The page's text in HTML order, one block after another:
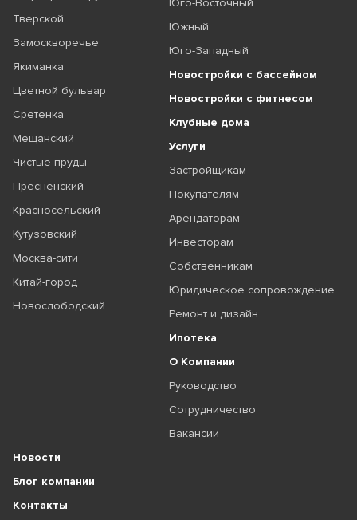
Тверской
Замоскворечье
Якиманка
Цветной бульвар
Сретенка
Мещанский
Чистые пруды
Пресненский
Красносельский
Кутузовский
Москва-сити
Китай-город
Новослободский
Юго-Восточный
Южный
Юго-Западный
Новостройки с бассейном
Новостройки с фитнесом
Клубные дома
Услуги
Застройщикам
Покупателям
Арендаторам
Инвесторам
Собственникам
Юридическое сопровождение
Ремонт и дизайн
Ипотека
О Компании
Руководство
Сотрудничество
Вакансии
Новости
Блог компании
Контакты